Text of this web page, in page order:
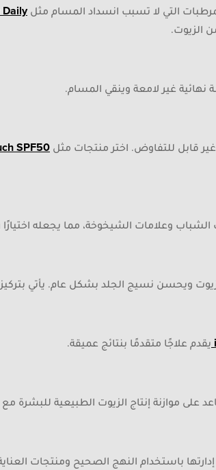
التي لا تسبب انسداد المسام مثل
الزيوت.
غير لامعة وينقي المسام.
قابل للتفاوض. اختر منتجات مثل SPF50
وعلامات الشيخوخة، مما يجعله اختيارًا
ويحسن نسيج الجلد بشكل عام. يأتي بتركيزين
يقدم علاجًا متقدمًا بنتائج عميقة.
على موازنة إنتاج الزيوت الطبيعية للبشرة
باستخدام النهج الصحيح ومنتجات